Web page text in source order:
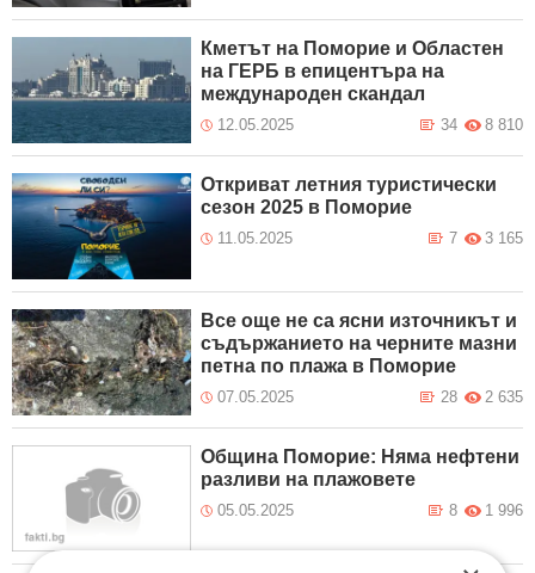
Кметът на Поморие и Областен
на ГЕРБ в епицентъра на
международен скандал
12.05.2025 8 810
34
Откриват летния туристически
сезон 2025 в Поморие
11.05.2025 3 165
7
Все още не са ясни източникът и
съдържанието на черните мазни
петна по плажа в Поморие
07.05.2025 2 635
28
Община Поморие: Няма нефтени
разливи на плажовете
05.05.2025 1 996
8